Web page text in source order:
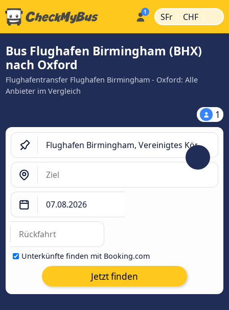
SFr | CHF |
Bus Flughafen Birmingham (BHX)
nach Oxford
Flughafentransfer Flughafen Birmingham - Oxford: Alle
Anbieter im Vergleich
1
Unterkünfte finden mit Booking.com
Jetzt finden